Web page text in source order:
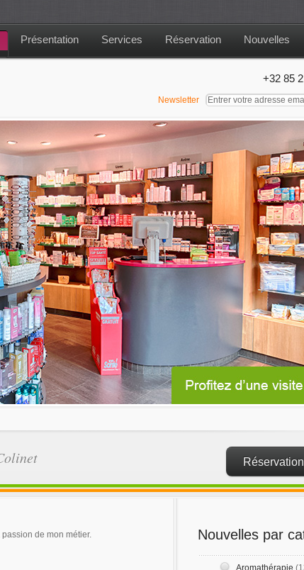
Présentation Services Réservation Nouvelles
+32 85
Newsletter
de mon métier. Nouvelles par
Aromathérapie